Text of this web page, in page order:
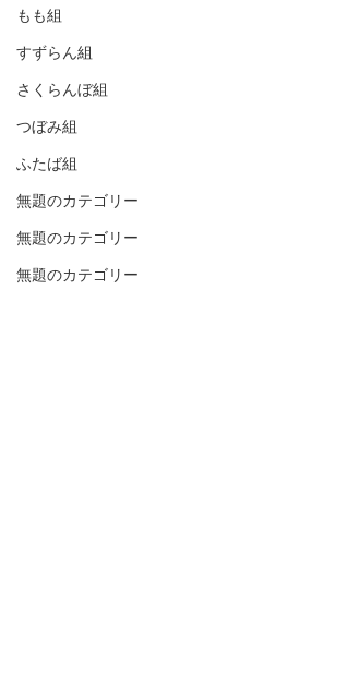
もも組
すずらん組
さくらんぼ組
つぼみ組
ふたば組
無題のカテゴリー
無題のカテゴリー
無題のカテゴリー